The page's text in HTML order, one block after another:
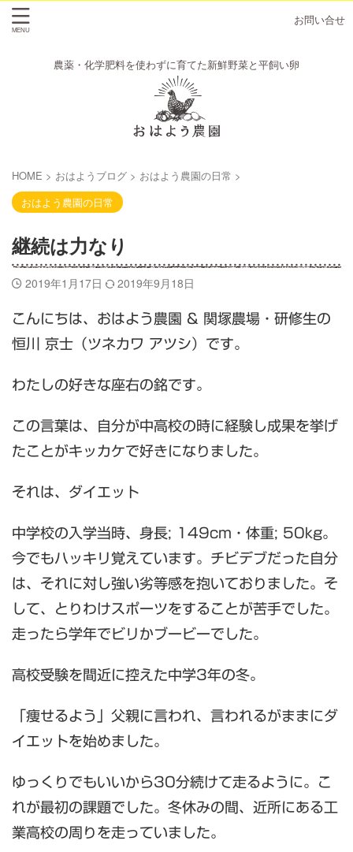
お問い合せ
農薬・化学肥料を使わずに育てた新鮮野菜と平飼い卵
HOME > おはようブログ > おはよう農園の日常 >
おはよう農園の日常
継続は力なり
2019年1月17日 2019年9月18日
こんにちは、おはよう農園 & 関塚農場・研修生の
恒川 京士（ツネカワ アツシ）です。
わたしの好きな座右の銘です。
この言葉は、自分が中高校の時に経験し成果を挙げ
たことがキッカケで好きになりました。
それは、ダイエット
中学校の入学当時、身長; 149cm・体重; 50kg。
今でもハッキリ覚えています。チビデブだった自分
は、それに対し強い劣等感を抱いておりました。そ
して、とりわけスポーツをすることが苦手でした。
走ったら学年でビリかブービーでした。
高校受験を間近に控えた中学3年の冬。
「痩せるよう」父親に言われ、言われるがままにダ
イエットを始めました。
ゆっくりでもいいから30分続けて走るように。こ
れが最初の課題でした。冬休みの間、近所にある工
業高校の周りを走っていました。